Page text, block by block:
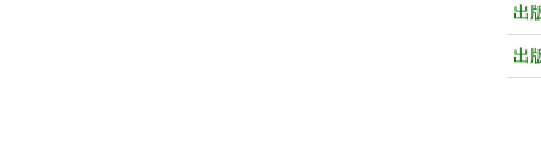
出
出